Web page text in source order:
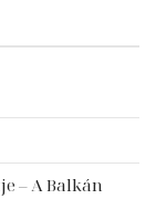
– A Balkán